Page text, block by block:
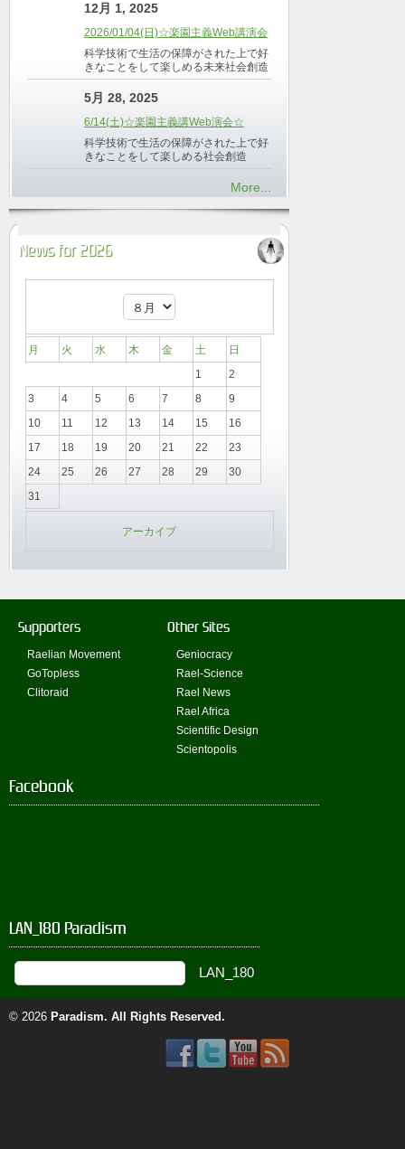
12月 1, 2025
2026/01/04(日)☆楽園主義Web講演会
科学技術で生活の保障がされた上で好
きなことをして楽しめる未来社会創造
5月 28, 2025
6/14(土)☆楽園主義講Web演会☆
科学技術で生活の保障がされた上で好
きなことをして楽しめる社会創造
More...
News for 2026
月 火 水 木 金 土
日
1
2
3
4 5 6 7 8
9
10
11 12 13 14 15
16
17
18 19 20 21 22
23
24
25 26 27 28 29
30
31
アーカイブ
Supporters
Raelian Movement
GoTopless
Clitoraid
Other Sites
Geniocracy
Rael-Science
Rael News
Rael Africa
Scientific Design
Scientopolis
Facebook
LAN_180 Paradism
© 2026 Paradism. All Rights Reserved.